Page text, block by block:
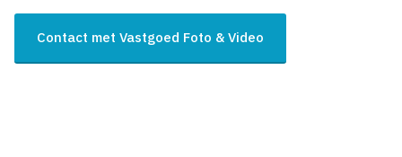
Contact met Vastgoed Foto & Video